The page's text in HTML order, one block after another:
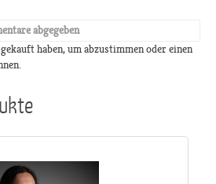
abgegeben
haben, um abzustimmen oder einen